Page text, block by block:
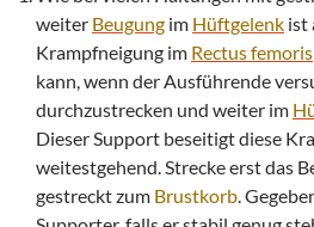
weiter Beugung im Hüftgelenk ist
Krampfneigung im Rectus femoris
kann, wenn der Ausführende
durchzustrecken und weiter im
Dieser Support beseitigt diese
weitestgehend. Strecke erst das
gestreckt zum Brustkorb .